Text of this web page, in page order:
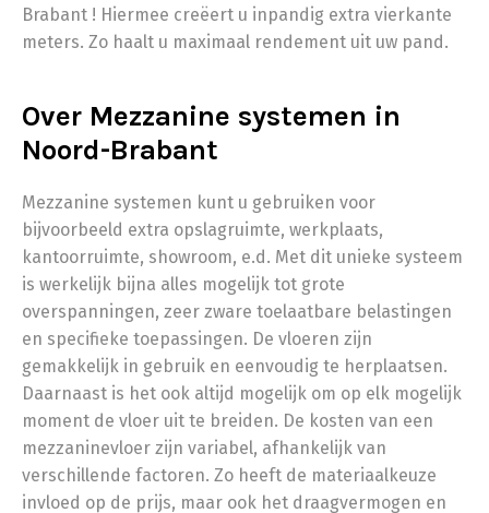
Brabant ! Hiermee creëert u inpandig extra vierkante
meters. Zo haalt u maximaal rendement uit uw pand.
Over Mezzanine systemen in
Noord-Brabant
Mezzanine systemen kunt u gebruiken voor
bijvoorbeeld extra opslagruimte, werkplaats,
kantoorruimte, showroom, e.d. Met dit unieke systeem
is werkelijk bijna alles mogelijk tot grote
overspanningen, zeer zware toelaatbare belastingen
en specifieke toepassingen. De vloeren zijn
gemakkelijk in gebruik en eenvoudig te herplaatsen.
Daarnaast is het ook altijd mogelijk om op elk mogelijk
moment de vloer uit te breiden. De kosten van een
mezzaninevloer zijn variabel, afhankelijk van
verschillende factoren. Zo heeft de materiaalkeuze
invloed op de prijs, maar ook het draagvermogen en